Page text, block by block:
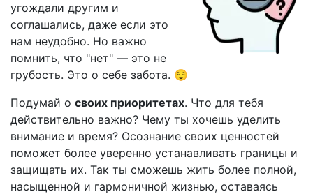
угождали другим и
соглашались, даже если это
нам неудобно. Но важно
помнить, что "нет" — это не
грубость. Это о себе забота. 😌
Подумай о своих приоритетах. Что для тебя
действительно важно? Чему ты хочешь уделить
внимание и время? Осознание своих ценностей
поможет более уверенно устанавливать границы и
защищать их. Так ты сможешь жить более полной,
насыщенной и гармоничной жизнью, оставаясь